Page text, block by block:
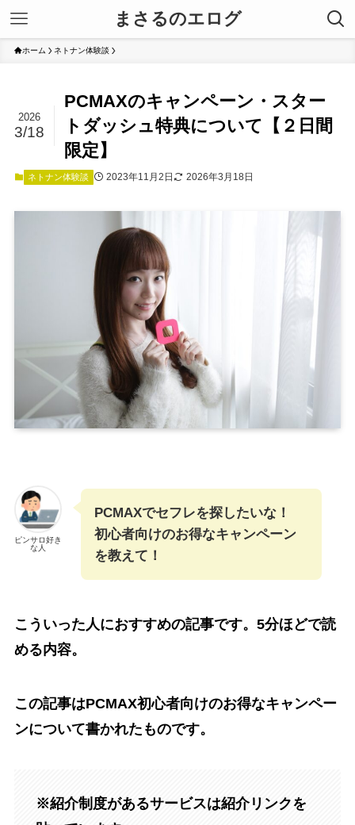
まさるのエログ
ホーム ネトナン体験談
PCMAXのキャンペーン・スター
トダッシュ特典について【２日間
限定】
2026
3/18
ネトナン体験談 2023年11月2日 2026年3月18日
ピンサロ好き
な人
PCMAXでセフレを探したいな！
初心者向けのお得なキャンペーン
を教えて！
こういった人におすすめの記事です。5分ほどで読
める内容。
この記事はPCMAX初心者向けのお得なキャンペー
ンについて書かれたものです。
※紹介制度があるサービスは紹介リンクを